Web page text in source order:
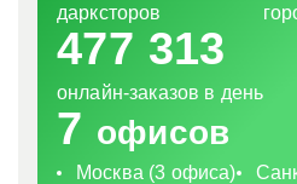
дарксторов
477 313
онлайн-заказов в день
7 офисов
Москва (3 офиса)